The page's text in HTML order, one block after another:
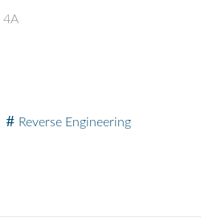
4A
Reverse Engineering